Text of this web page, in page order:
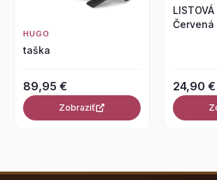
HUGO
taška
89,95 €
Zobraziť
LISTOVÁ
Červená
24,90 €